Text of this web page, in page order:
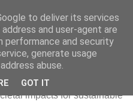
impacts for sustainable
to deliver its services
and user-agent are
performance and security
generate usage
abuse.
GOT IT